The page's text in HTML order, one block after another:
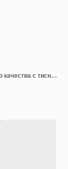
Текстовый эффект PSD, шаблон высокого качества с тисненым текстилем